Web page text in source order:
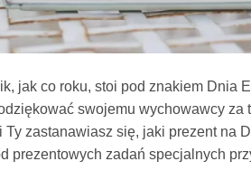
jak co roku, stoi pod znakiem Dnia
swojemu wychowawcy
Ty zastanawiasz się, jaki prezent na
prezentowych zadań specjalnych